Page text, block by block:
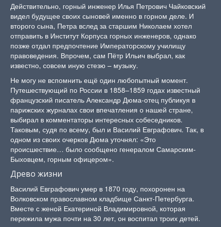
Действительно, горный инженер Илья Петрович Чайковский
видел будущее своих сыновей именно в горном деле. И
второго сына, Петра вслед за старшим Николаем хотел
отправить в Институт Корпуса горных инженеров, однако
позже отдал предпочтение Императорскому училищу
правоведения. Впрочем, сам Пётр Ильич выбрал, как
известно, совсем иную стезю – музыку.
Не могу не вспомнить ещё один любопытный момент.
Путешествующий по России в 1858–1859 годах известный
французский писатель Александр Дюма-отец публикуя в
парижских журналах свои впечатления о нашей стране,
выбирал в комментаторы интересных собеседников.
Таковым, судя по всему, был и Василий Евграфович. Так, в
одном из своих очерков Дюма уточнял: «Это
происшествие… было сообщено генералом Самарским-
Быховцем, горным офицером».
Древо жизни
Василий Евграфович умер в 1870 году, похоронен на
Волковском православном кладбище Санкт-Петербурга.
Вместе с женой Екатериной Владимировной, которая
пережила мужа почти на 30 лет, он воспитал троих детей.